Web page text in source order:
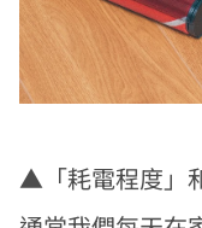
▲「耗電程度」